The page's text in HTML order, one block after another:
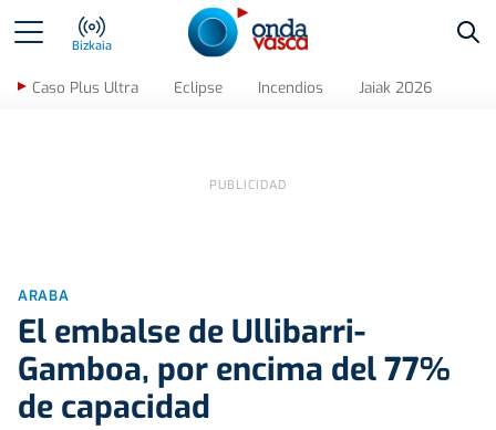
Bizkaia
Caso Plus Ultra Eclipse Incendios Jaiak 2026
ARABA
El embalse de Ullibarri-
Gamboa, por encima del 77%
de capacidad